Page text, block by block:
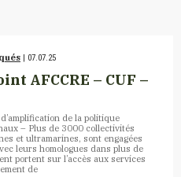
| 07.07.25
AFCCRE – CUF –
de la politique
– Plus de 3000 collectivités
et ultramarines, sont engagées
leurs homologues dans plus de
portent sur l’accès aux services
de